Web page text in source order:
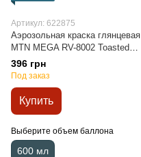
Артикул: 622875
Аэрозольная краска глянцевая
MTN MEGA RV-8002 Toasted
Brown, EX0168002, 600 мл
396 грн
Под заказ
Купить
Выберите объем баллона
600 мл